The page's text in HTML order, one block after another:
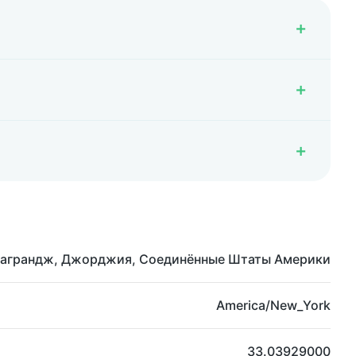
Джорджия, Соединённые Штаты Америки
America/New_York
33.03929000